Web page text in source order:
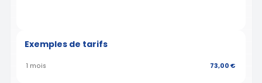
Exemples de tarifs
1 mois 73,00 €